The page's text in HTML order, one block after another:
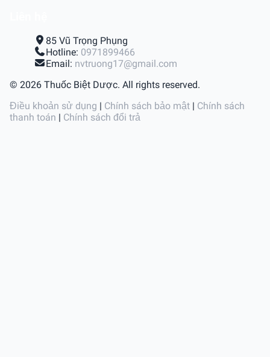
85 Vũ Trọng Phụng
Hotline: 0971899466
Email: nvtruong17@gmail.com
© 2026 Thuốc Biệt Dược. All rights reserved.
Điều khoản sử dụng | Chính sách bảo mật | Chính sách
thanh toán | Chính sách đổi trả